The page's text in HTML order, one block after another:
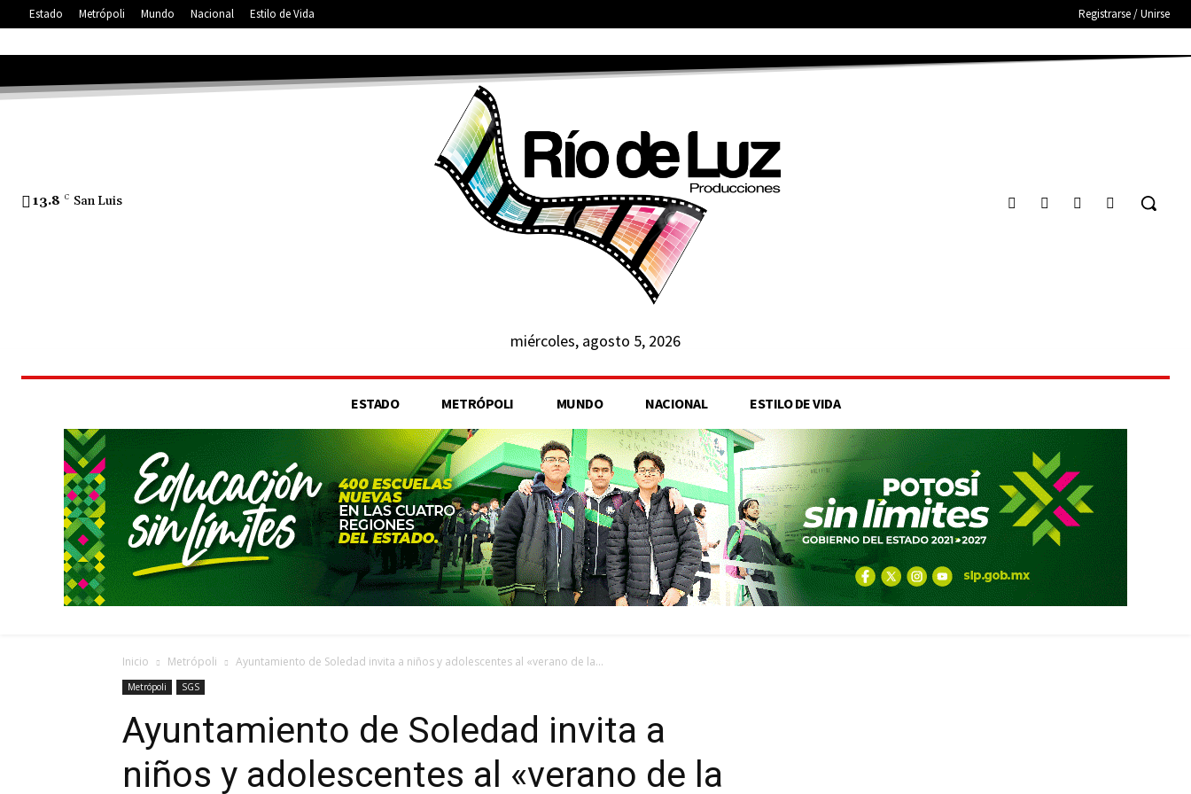
Estado Metrópoli Mundo Nacional Estilo de Vida Registrarse / Unirse
13.8 C San Luis
miércoles, agosto 5, 2026
ESTADO METRÓPOLI MUNDO NACIONAL ESTILO DE VIDA
Inicio Metrópoli Ayuntamiento de Soledad invita a niños y adolescentes al «verano de la...
Metrópoli SGS
Ayuntamiento de Soledad invita a
niños y adolescentes al «verano de la